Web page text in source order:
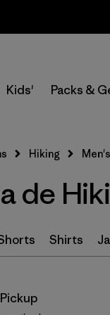
Kids' Packs &
Hiking
de
Shirts